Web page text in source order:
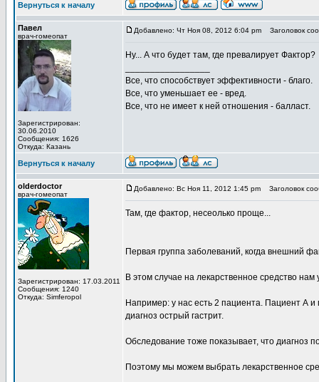
Вернуться к началу
Павел
врач-гомеопат
Зарегистрирован:
30.06.2010
Сообщения: 1626
Откуда: Казань
Добавлено: Чт Ноя 08, 2012 6:04 pm Заголовок
Ну... А что будет там, где превалирует Фактор?
Все, что способствует эффективности - благо.
Все, что уменьшает ее - вред.
Все, что не имеет к ней отношения - балласт.
Вернуться к началу
olderdoctor
врач-гомеопат
Зарегистрирован: 17.03.2011
Сообщения: 1240
Откуда: Simferopol
Добавлено: Вс Ноя 11, 2012 1:45 pm Заголовок
Там, где фактор, несеолько проще...
Первая группа заболеваний, когда внешний
В этом случае на лекарственное средство
Например: у нас есть 2 пациента. Пациент А и
диагноз острый гастрит.
Обследование тоже показывает, что диагноз
Поэтому мы можем выбрать лекарственное